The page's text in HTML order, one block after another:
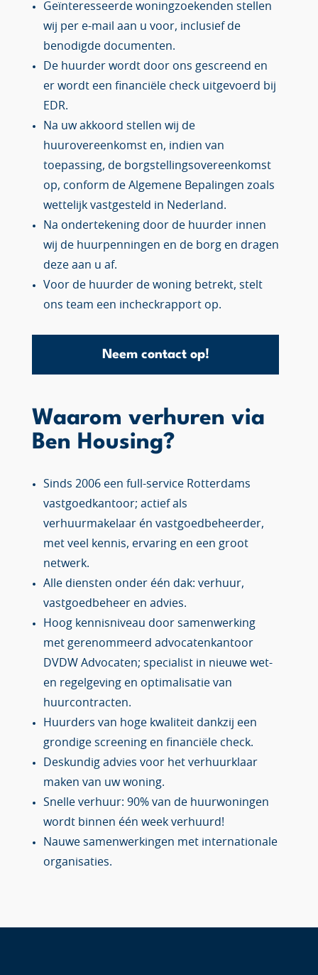
Geïnteresseerde woningzoekenden stellen
wij per e-mail aan u voor, inclusief de
benodigde documenten.
De huurder wordt door ons gescreend en
er wordt een financiële check uitgevoerd bij
EDR.
Na uw akkoord stellen wij de
huurovereenkomst en, indien van
toepassing, de borgstellingsovereenkomst
op, conform de Algemene Bepalingen zoals
wettelijk vastgesteld in Nederland.
Na ondertekening door de huurder innen
wij de huurpenningen en de borg en dragen
deze aan u af.
Voor de huurder de woning betrekt, stelt
ons team een incheckrapport op.
Neem contact op!
Waarom verhuren via
Ben Housing?
Sinds 2006 een full-service Rotterdams
vastgoedkantoor; actief als
verhuurmakelaar én vastgoedbeheerder,
met veel kennis, ervaring en een groot
netwerk.
Alle diensten onder één dak: verhuur,
vastgoedbeheer en advies.
Hoog kennisniveau door samenwerking
met gerenommeerd advocatenkantoor
DVDW Advocaten; specialist in nieuwe wet-
en regelgeving en optimalisatie van
huurcontracten.
Huurders van hoge kwaliteit dankzij een
grondige screening en financiële check.
Deskundig advies voor het verhuurklaar
maken van uw woning.
Snelle verhuur: 90% van de huurwoningen
wordt binnen één week verhuurd!
Nauwe samenwerkingen met internationale
organisaties.